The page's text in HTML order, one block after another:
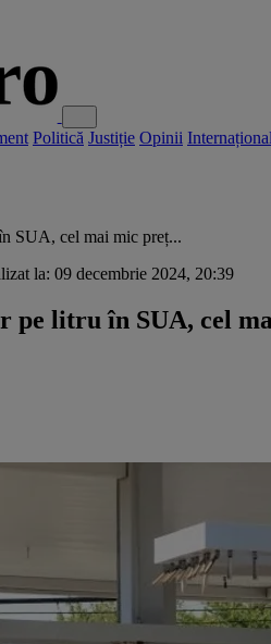
Politică Justiție Opinii Internațional
SUA, cel mai mic preț...
la: 09 decembrie 2024, 20:39
pe litru în SUA, cel